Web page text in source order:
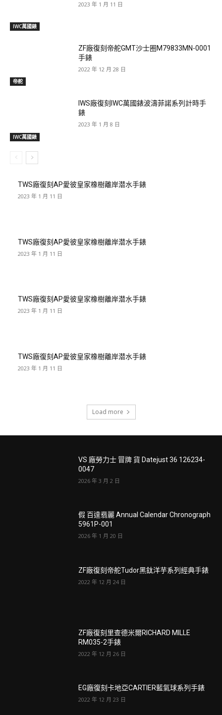
IWC萬國錶
2023 年 1 月 11 日
帝舵
ZF廠復刻帝舵GMT沙士圈M79833MN-0001
手錶
2022 年 12 月 28 日
IWC萬國錶
IWS廠復刻IWC萬國錶波濤菲諾系列計時手
錶
2023 年 1 月 8 日
TWS廠復刻AP愛彼皇家橡樹離岸潜水手錶
2023 年 1 月 11 日
TWS廠復刻AP愛彼皇家橡樹離岸潜水手錶
2023 年 1 月 11 日
TWS廠復刻AP愛彼皇家橡樹離岸潜水手錶
2023 年 1 月 11 日
TWS廠復刻AP愛彼皇家橡樹離岸潜水手錶
2023 年 1 月 11 日
Load more
VS 廠勞力士 冒牌 貨 Datejust 36 126234-
0047
2026 年 3 月 2 日
假 百達翡麗 Annual Calendar Chronograph
5961P-001
2026 年 1 月 20 日
ZF廠復刻帝舵Tudor黑鈦洋芋系列經典手錶
2022 年 12 月 24 日
ZF廠復刻里查德米爾RICHARD MILLE
RM035-2手錶
2022 年 12 月 26 日
EG廠復刻卡地亞CARTIER藍氣球系列手錶
2022 年 12 月 23 日